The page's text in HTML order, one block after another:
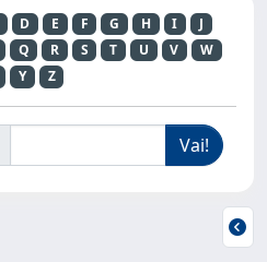
D E F G H I
J
Q R S T U V
W
Y Z